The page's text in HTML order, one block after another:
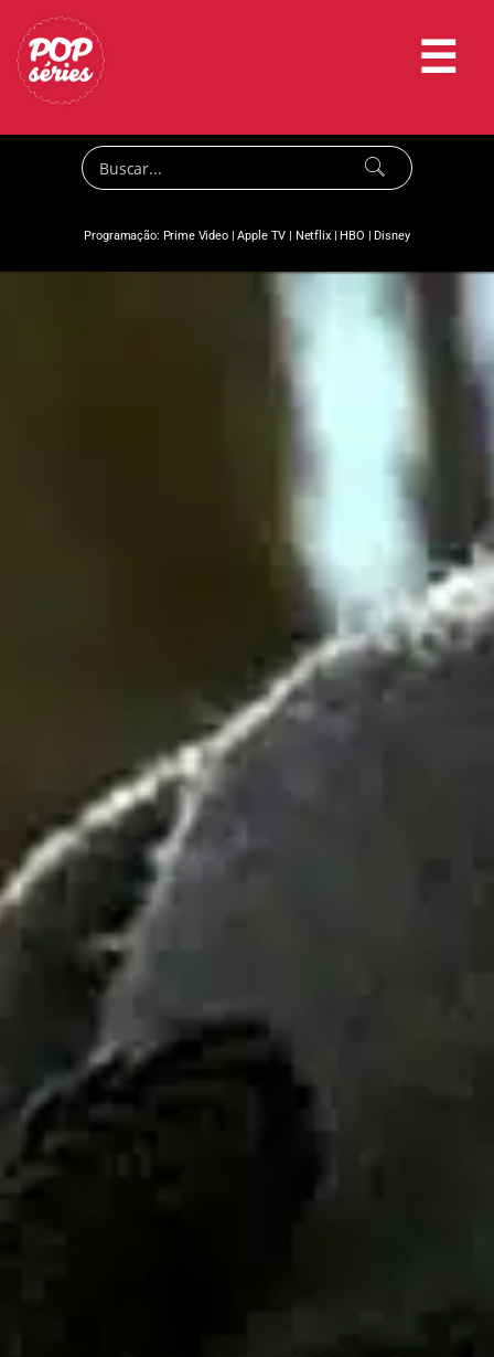
☰
Programação: Prime Video|Apple TV | Netflix|HBO |Disney